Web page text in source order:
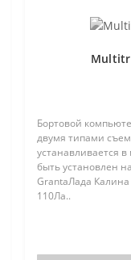
Бортовой
двумя типами
устанавливается
быть установлен
GrantaЛада
110Ла..